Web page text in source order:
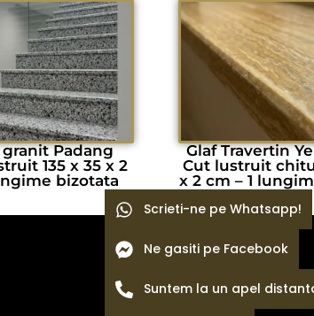
Padang
135 x 35 x 2
bizotata
Glaf Travertin
Cut lustruit
x 2 cm – 1
Termeni si conditii
Blog
Scrieti-ne pe Whatsapp!
Ne gasiti pe Facebook
Suntem la un apel